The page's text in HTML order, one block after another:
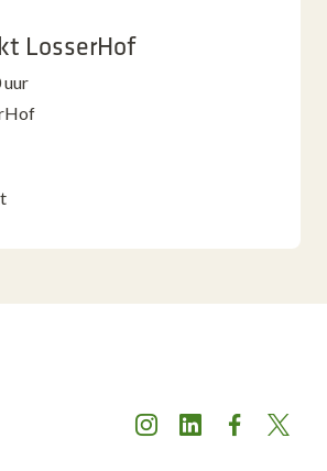
LosserHof
uur
InstagramLinkedInFacebook
X